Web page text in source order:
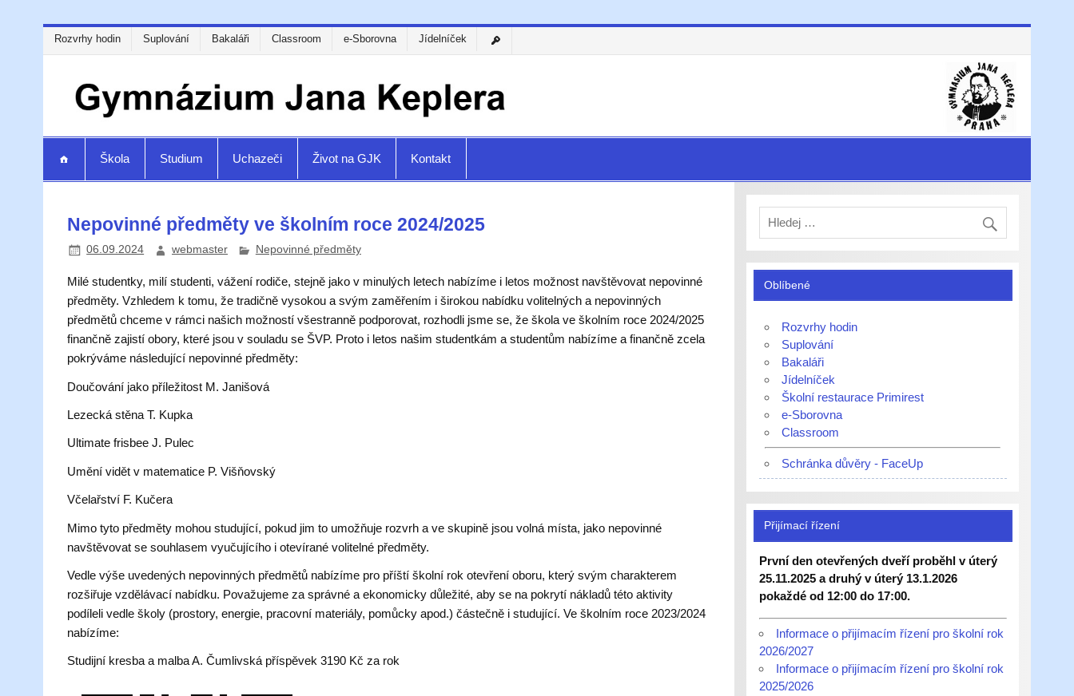
Rozvrhy hodin Suplování Bakaláři Classroom e-Sborovna Jídelníček
Škola Studium Uchazeči Život na GJK Kontakt
Nepovinné předměty ve školním roce 2024/2025
06.09.2024 webmaster Nepovinné předměty
Milé studentky, milí studenti, vážení rodiče, stejně jako v minulých letech nabízíme i letos možnost navštěvovat nepovinné
předměty. Vzhledem k tomu, že tradičně vysokou a svým zaměřením i širokou nabídku volitelných a nepovinných
předmětů chceme v rámci našich možností všestranně podporovat, rozhodli jsme se, že škola ve školním roce 2024/2025
finančně zajistí obory, které jsou v souladu se ŠVP. Proto i letos našim studentkám a studentům nabízíme a finančně zcela
pokrýváme následující nepovinné předměty:
Doučování jako příležitost M. Janišová
Lezecká stěna T. Kupka
Ultimate frisbee J. Pulec
Umění vidět v matematice P. Višňovský
Včelařství F. Kučera
Mimo tyto předměty mohou studující, pokud jim to umožňuje rozvrh a ve skupině jsou volná místa, jako nepovinné
navštěvovat se souhlasem vyučujícího i otevírané volitelné předměty.
Vedle výše uvedených nepovinných předmětů nabízíme pro příští školní rok otevření oboru, který svým charakterem
rozšiřuje vzdělávací nabídku. Považujeme za správné a ekonomicky důležité, aby se na pokrytí nákladů této aktivity
podíleli vedle školy (prostory, energie, pracovní materiály, pomůcky apod.) částečně i studující. Ve školním roce 2023/2024
nabízíme:
Studijní kresba a malba A. Čumlivská příspěvek 3190 Kč za rok
Oblíbené
Rozvrhy hodin
Suplování
Bakaláři
Jídelníček
Školní restaurace Primirest
e-Sborovna
Classroom
Schránka důvěry - FaceUp
Přijímací řízení
První den otevřených dveří proběhl v úterý
25.11.2025 a druhý v úterý 13.1.2026
pokaždé od 12:00 do 17:00.
Informace o přijímacím řízení pro školní rok
2026/2027
Informace o přijímacím řízení pro školní rok
2025/2026